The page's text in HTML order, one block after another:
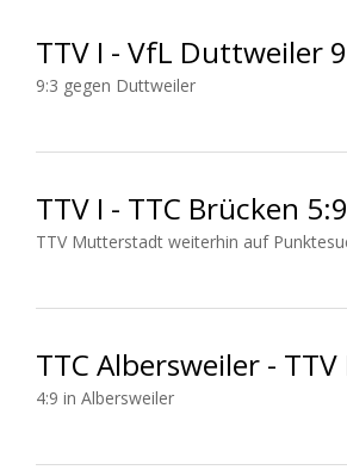
TTV I - VfL Duttweiler
9:3 gegen Duttweiler
TTV I - TTC Brücken 5:9
TTV Mutterstadt weiterhin auf
TTC Albersweiler - TTV
4:9 in Albersweiler